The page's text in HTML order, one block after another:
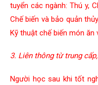
tuyển các ngành: Thú y,
Chế biến và bảo quản
Kỹ thuật chế biến món ăn
3. Liên thông từ trung
Người học sau khi tốt